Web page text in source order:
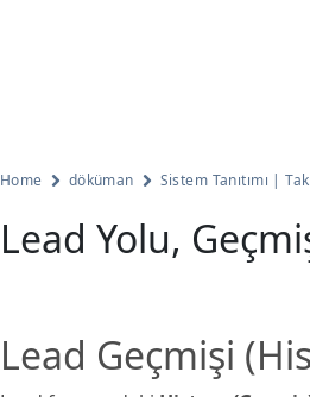
Home döküman Sistem Tanıtımı |
Lead Yolu,
Lead Geçmişi